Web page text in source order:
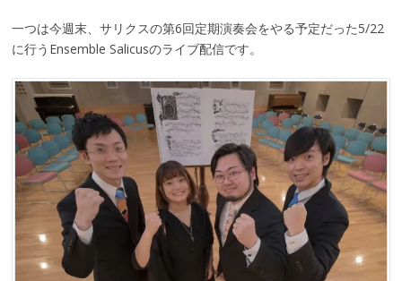
一つは今週末、サリクスの第6回定期演奏会をやる予定だった5/22
に行うEnsemble Salicusのライブ配信です。